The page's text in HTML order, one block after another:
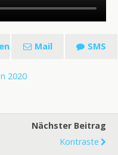
Mail SMS
2020
Nächster Beitrag
Kontraste